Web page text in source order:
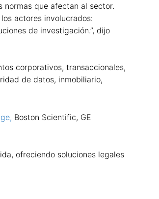
que afectan al sector.
actores involucrados:
de investigación.”, dijo
corporativos, transaccionales,
de datos, inmobiliario,
Boston Scientific, GE
ofreciendo soluciones legales